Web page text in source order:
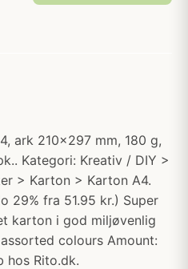
ark 210x297 mm, 180 g,
Kategori: Kreativ / DIY >
> Karton > Karton A4.
29% fra 51.95 kr.) Super
karton i god miljøvenlig
colours Amount:
hos Rito.dk.